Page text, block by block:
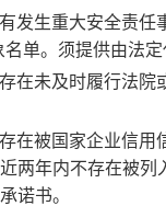
发生重大安全责
单。须提供由法
在未及时履行法
在被国家企业信
两年内不存在被
诺书。